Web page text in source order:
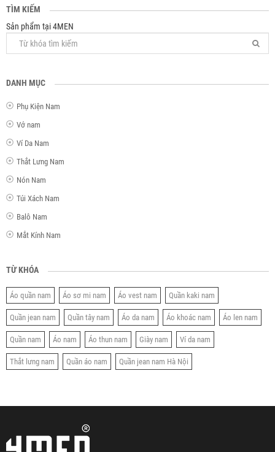
TÌM KIẾM
Sản phẩm tại 4MEN
DANH MỤC
Phụ Kiện Nam
Vớ nam
Ví Da Nam
Thắt Lưng Nam
Nón Nam
Túi Xách Nam
Balô Nam
Mắt Kính Nam
TỪ KHÓA
Áo quần nam Áo sơ mi nam Áo vest nam Quần kaki nam
Quần jean nam Quần tây nam Áo da nam Áo khoác nam Áo len nam
Quần nam Áo nam Áo thun nam Giày nam Ví da nam
Thắt lưng nam Quần áo nam Quần jean nam Hà Nội